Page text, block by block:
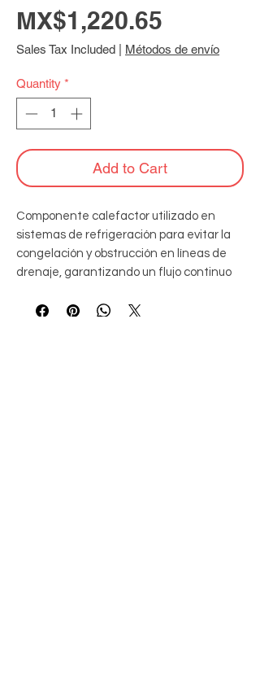
MX$1,220.65
Sales Tax Included Métodos de envío
Quantity *
Add to Cart
Componente calefactor utilizado en
sistemas de refrigeración para evitar la
congelación y obstrucción en líneas de
drenaje, garantizando un flujo continuo
camisa de polivinilo a prueba de humedad